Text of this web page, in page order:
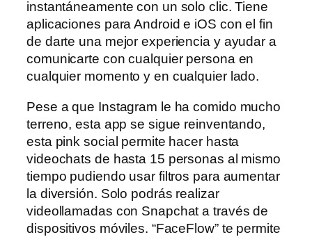
instantáneamente con un solo clic. Tiene
aplicaciones para Android e iOS con el fin
de darte una mejor experiencia y ayudar a
comunicarte con cualquier persona en
cualquier momento y en cualquier lado.
Pese a que Instagram le ha comido mucho
terreno, esta app se sigue reinventando,
esta pink social permite hacer hasta
videochats de hasta 15 personas al mismo
tiempo pudiendo usar filtros para aumentar
la diversión. Solo podrás realizar
videollamadas con Snapchat a través de
dispositivos móviles. “FaceFlow” te permite